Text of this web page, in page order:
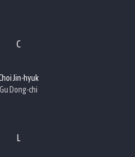
C
Jin-hyuk
Gu Dong-chi
L